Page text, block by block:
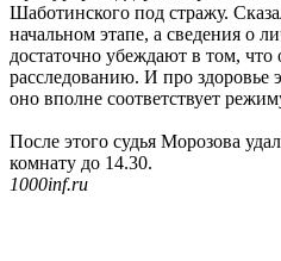
Шаботинского под стражу.
начальном этапе, а сведения о
достаточно убеждают в том, что
расследованию. И про здоровье
оно вполне соответствует
После этого судья Морозова
комнату до 14.30.
1000inf.ru